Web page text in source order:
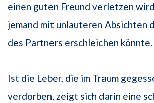
einen guten Freund verletzen
jemand mit unlauteren Absichten
des Partners erschleichen könnte.
Ist die Leber, die im Traum
verdorben, zeigt sich darin eine